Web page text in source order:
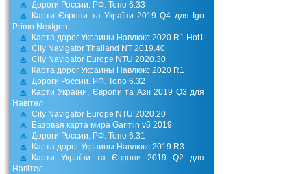
Дороги России. РФ. Топо 6.33
Карти Європи та України 2019 Q4 для Igo
Primo Nextgen
Карта дорог Украины Навлюкс 2020 R1 Hot1
City Navigator Thailand NT 2019.40
City Navigator Europe NTU 2020.30
Карта дорог Украины Навлюкс 2020 R1
Дороги России. РФ. Топо 6.32
Карти України, Європи та Азії 2019 Q3 для
Навітел
City Navigator Europe NTU 2020.20
Базовая карта мира Garmin v6 2019
Дороги России. РФ. Топо 6.31
Карта дорог Украины Навлюкс 2019 R3
Карти України та Європи 2019 Q2 для
Навітел